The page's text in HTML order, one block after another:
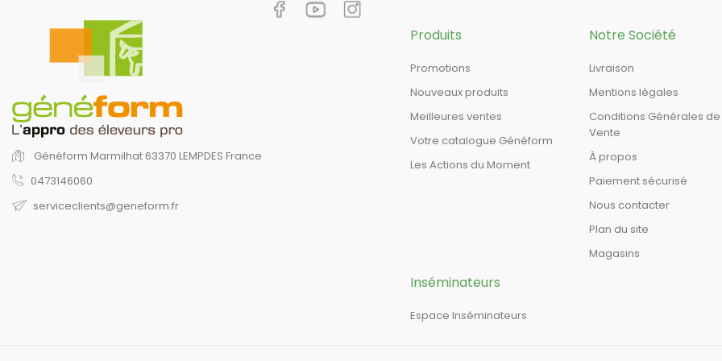
Généform Marmilhat 63370 LEMPDES France
0473146060
serviceclients@geneform.fr
Produits
Promotions
Nouveaux produits
Meilleures ventes
Votre catalogue Généform
Les Actions du Moment
Notre Société
Livraison
Mentions légales
Conditions Générales de
Vente
À propos
Paiement sécurisé
Nous contacter
Plan du site
Magasins
Inséminateurs
Espace Inséminateurs